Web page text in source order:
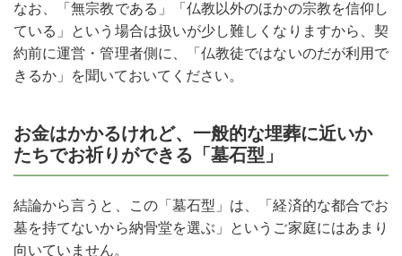
なお、「無宗教である」「仏教以外のほかの宗教を信仰し
ている」という場合は扱いが少し難しくなりますから、契
約前に運営・管理者側に、「仏教徒ではないのだが利用で
きるか」を聞いておいてください。
お金はかかるけれど、一般的な埋葬に近いか
たちでお祈りができる「墓石型」
結論から言うと、この「墓石型」は、「経済的な都合でお
墓を持てないから納骨堂を選ぶ」というご家庭にはあまり
向いていません。